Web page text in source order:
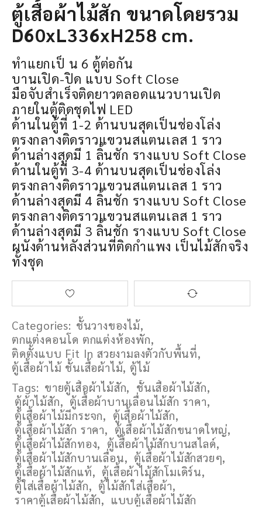
ตู้เสื้อผ้าไม้สัก ขนาดโดยรวม
D60xL336xH258 cm.
ทำแยกเป็ น 6 ตู้ต่อกัน
บานเปิด-ปิด แบบ Soft Close
มือจับสำเร็จติดยาวตลอดแนวบานเปิด
ภายในตู้ติดชุดไฟ LED
ด้านในตู้ที่ 1-2 ด้านบนสุดเป็นช่องโล่ง
ตรงกลางติดราวแขวนสแตนเลส 1 ราว
ด้านล่างสุดมี 1 ลิ้นชัก รางแบบ Soft Close
ด้านในตู้ที่ 3-4 ด้านบนสุดเป็นช่องโล่ง
ตรงกลางติดราวแขวนสแตนเลส 1 ราว
ด้านล่างสุดมี 4 ลิ้นชัก รางแบบ Soft Close
ตรงกลางติดราวแขวนสแตนเลส 1 ราว
ด้านล่างสุดมี 3 ลิ้นชัก รางแบบ Soft Close
ผนังด้านหลังส่วนที่ติดกำแพง เป็นไม้สักจริง
ทั้งชุด
Categories: ชั้นวางของไม้,
ตกแต่งคอนโด ตกแต่งห้องพัก,
ติดตั้งแบบ Fit In สวยงามลงตัวกับพื้นที่,
ตู้เสื้อผ้าไม้ ชั้นเสื้อผ้าไม้, ตู้ไม้
Tags: ขายตู้เสื้อผ้าไม้สัก, ชั้นเสื้อผ้าไม้สัก,
ตู้ผ้าไม้สัก, ตู้เสื้อผ้าบานเลื่อนไม้สัก ราคา,
ตู้เสื้อผ้าไม้มีกระจก, ตู้เสื้อผ้าไม้สัก,
ตู้เสื้อผ้าไม้สัก ราคา, ตู้เสื้อผ้าไม้สักขนาดใหญ่,
ตู้เสื้อผ้าไม้สักทอง, ตู้เสื้อผ้าไม้สักบานสไลด์,
ตู้เสื้อผ้าไม้สักบานเลื่อน, ตู้เสื้อผ้าไม้สักสวยๆ,
ตู้เสื้อผ้าไม้สักแท้, ตู้เสื้อผ้าไม้สักโมเดิร์น,
ตู้ใส่เสื้อผ้าไม้สัก, ตู้ไม้สักใส่เสื้อผ้า,
ราคาตู้เสื้อผ้าไม้สัก, แบบตู้เสื้อผ้าไม้สัก